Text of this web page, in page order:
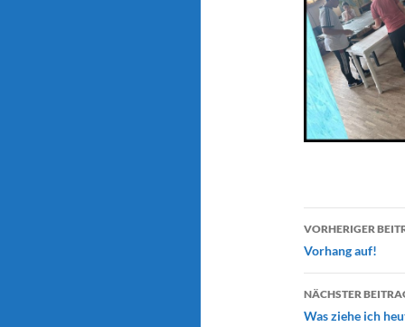
VORHERIGER
Vorhang auf!
NÄCHSTER
Was ziehe ich